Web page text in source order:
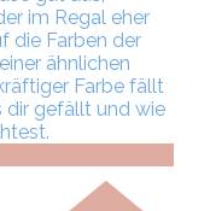
im Regal eher
die Farben der
ähnlichen
Farbe fällt
dir gefällt und wie